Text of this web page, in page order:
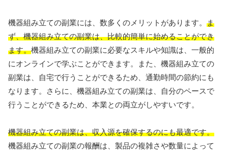
機器組み立ての副業には、数多くのメリットがあります。 ま
ず、機器組み立ての副業は、比較的簡単に始めることができ
ます。機器組み立ての副業に必要なスキルや知識は、一般的
にオンラインで学ぶことができます。また、機器組み立ての
副業は、自宅で行うことができるため、通勤時間の節約にも
なります。さらに、機器組み立ての副業は、自分のペースで
行うことができるため、本業との両立がしやすいです。
機器組み立ての副業は、収入源を確保するのにも最適です。
機器組み立ての副業の報酬は、製品の複雑さや数量によって